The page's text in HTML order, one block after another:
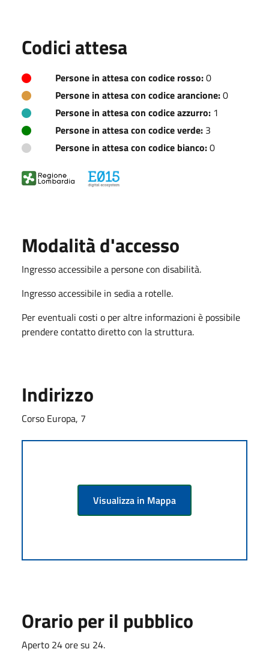
Codici attesa
Persone in attesa con codice rosso:0
Persone in attesa con codice arancione:0
Persone in attesa con codice azzurro: 1
Persone in attesa con codice verde: 3
Persone in attesa con codice bianco:0
Modalità d'accesso
Ingresso accessibile a persone con disabilità.
Ingresso accessibile in sedia a rotelle.
Per eventuali costi o per altre informazioni è possibile
prendere contatto diretto con la struttura.
Indirizzo
Corso Europa, 7
Visualizza in Mappa
Orario per il pubblico
Aperto 24 ore su 24.